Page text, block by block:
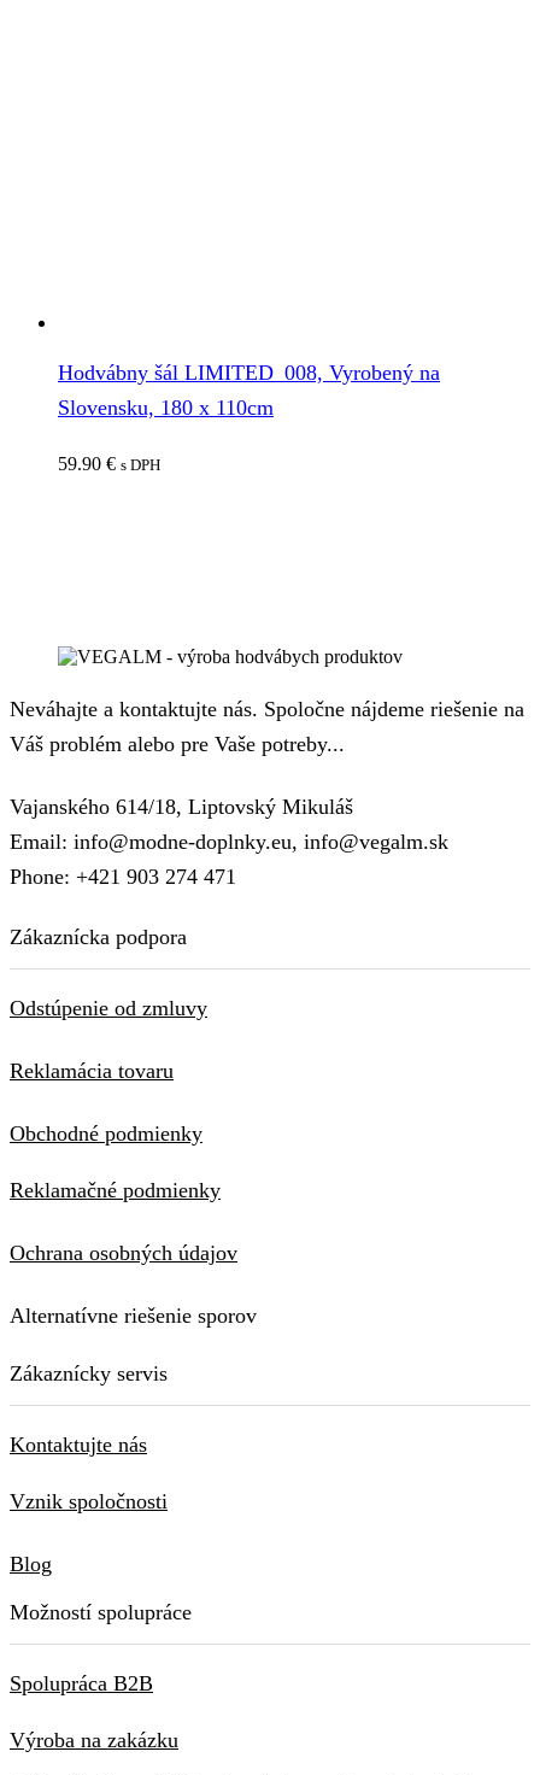
Hodvábny šál LIMITED_008, Vyrobený na
Slovensku, 180 x 110cm
59.90 € s DPH
Neváhajte a kontaktujte nás. Spoločne nájdeme riešenie na
Váš problém alebo pre Vaše potreby...
Vajanského 614/18, Liptovský Mikuláš
Email: info@modne-doplnky.eu, info@vegalm.sk
Phone: +421 903 274 471
Zákaznícka podpora
Odstúpenie od zmluvy
Reklamácia tovaru
Obchodné podmienky
Reklamačné podmienky
Ochrana osobných údajov
Alternatívne riešenie sporov
Zákaznícky servis
Kontaktujte nás
Vznik spoločnosti
Blog
Možností spolupráce
Spolupráca B2B
Výroba na zakázku